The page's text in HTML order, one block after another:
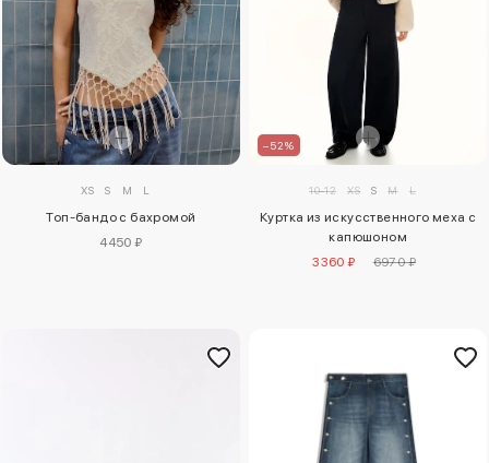
XS S M L
Топ-бандо с бахромой
4450 ₽
–52%
10-12 XS S M L
Куртка из искусственного меха с
капюшоном
3360 ₽
6970 ₽